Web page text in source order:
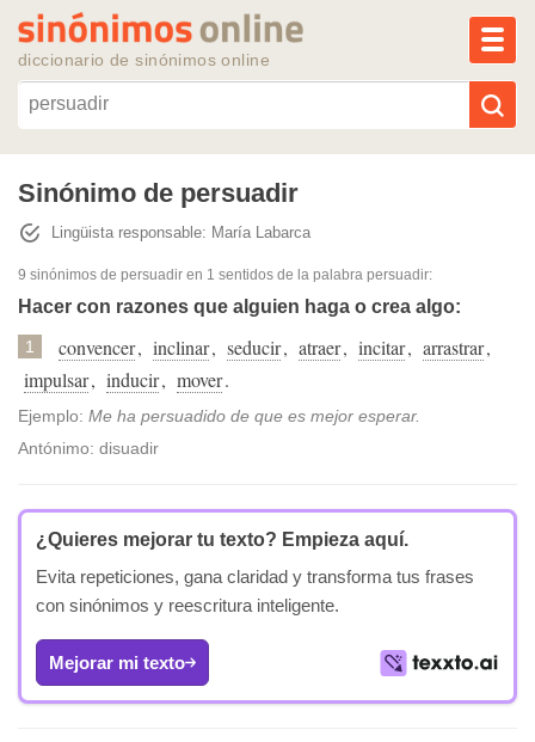
diccionario de sinónimos online
Reescribir texto con IA
Sinónimos populares
Temas populares
Temas recientes
Sinónimo de persuadir
Lingüista responsable: María Labarca
9 sinónimos de persuadir en 1 sentidos de la palabra persuadir:
Hacer con razones que alguien haga o crea algo:
1 convencer, inclinar, seducir, atraer, incitar, arrastrar,
impulsar, inducir, mover.
Ejemplo: Me ha persuadido de que es mejor esperar.
Antónimo: disuadir
¿Quieres mejorar tu texto? Empieza aquí.
Evita repeticiones, gana claridad y transforma tus frases
con sinónimos y reescritura inteligente.
Mejorar mi texto